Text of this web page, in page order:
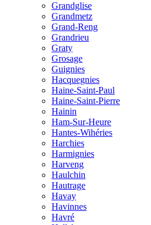
Grandglise
Grandmetz
Grand-Reng
Grandrieu
Graty
Grosage
Guignies
Hacquegnies
Haine-Saint-Paul
Haine-Saint-Pierre
Hainin
Ham-Sur-Heure
Hantes-Wihéries
Harchies
Harmignies
Harveng
Haulchin
Hautrage
Havay
Havinnes
Havré